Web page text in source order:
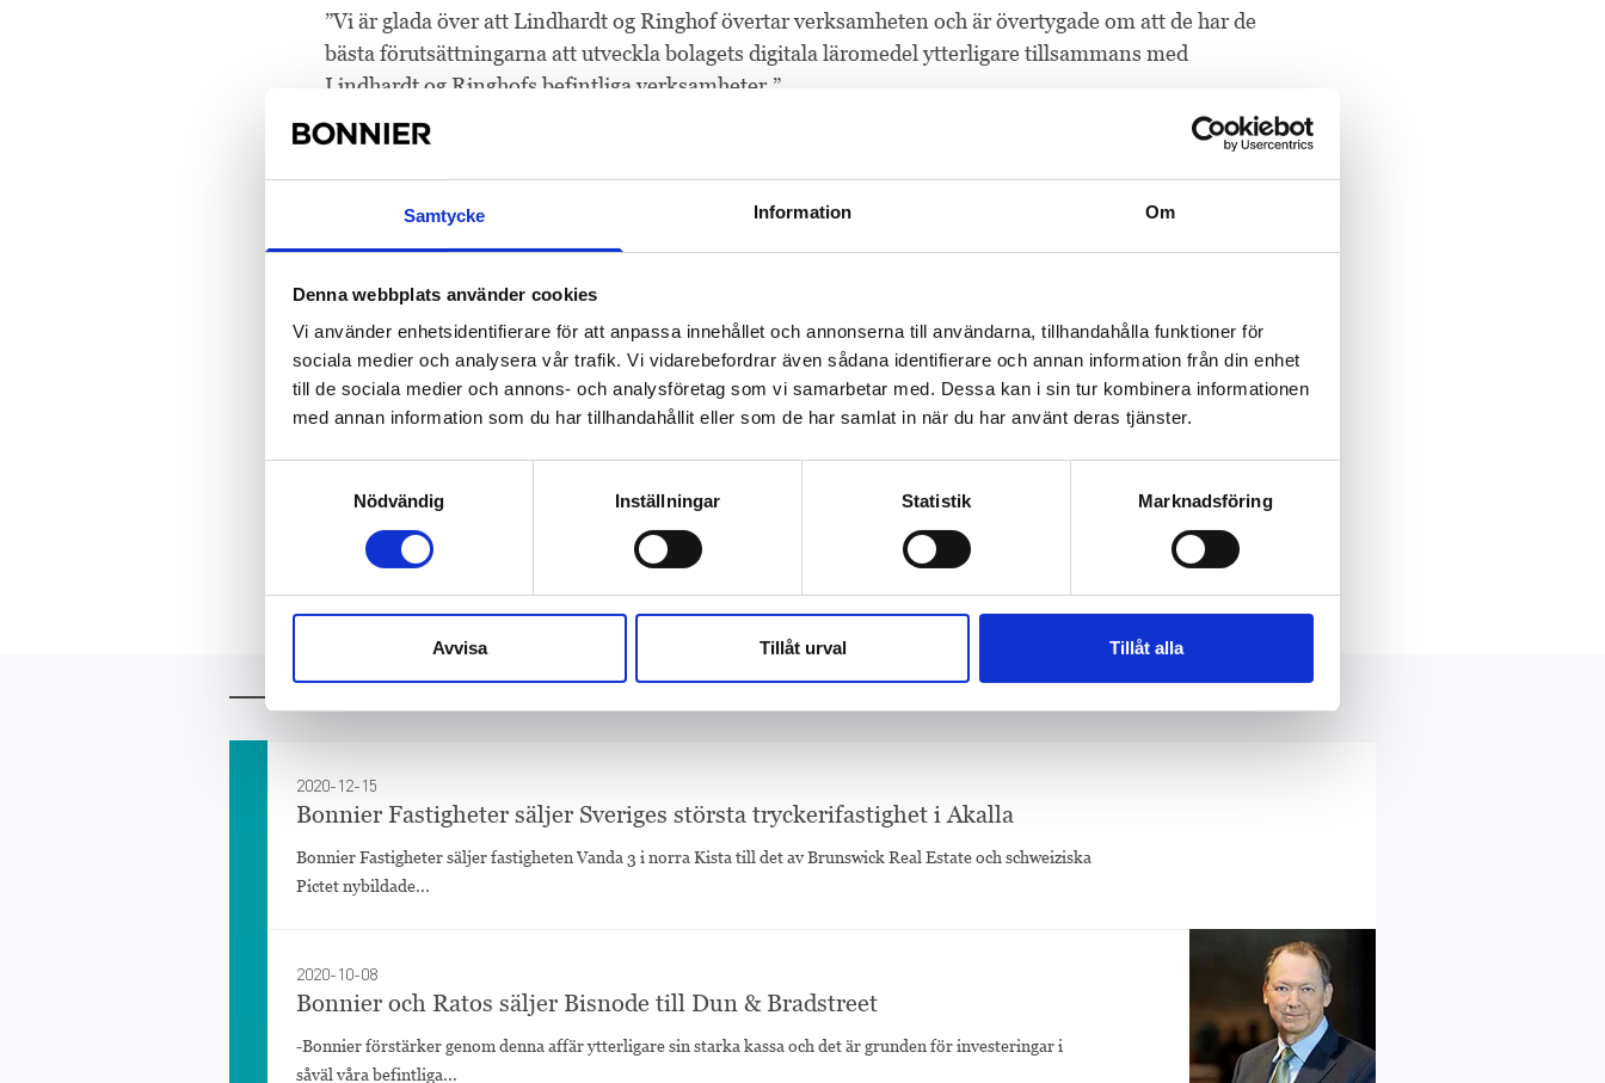
Samtycke Information Om
Denna webbplats använder cookies
Vi använder enhetsidentifierare för att anpassa innehållet och annonserna till användarna, tillhandahålla funktioner för
sociala medier och analysera vår trafik. Vi vidarebefordrar även sådana identifierare och annan information från din enhet
till de sociala medier och annons- och analysföretag som vi samarbetar med. Dessa kan i sin tur kombinera informationen
med annan information som du har tillhandahållit eller som de har samlat in när du har använt deras tjänster.
Nödvändig
Inställningar Statistik Marknadsföring
Avvisa Tillåt urval Tillåt alla
”Vi är glada över att Lindhardt og Ringhof övertar verksamheten och är övertygade om att de har de
bästa förutsättningarna att utveckla bolagets digitala läromedel ytterligare tillsammans med
Lindhardt og Ringhofs befintliga verksamheter.”
Clios verksamhet i Danmark kommer att integreras med Lindhardt & Ringhofs utbildningsföretag
Alinea och i Sverige kommer verksamheten fortsätta att utvecklas under Clios varumärke.
”Alinea förlag och Clios skapar förutsättningar för att bygga marknadens bästa läromedelsuniversum
för de danska grundskolorna, säger
Clio som eget varumärke. Vi tror och är övertygade att det finns en stor potential även i Sverige för en
digitalisering av läromedel och pedagogiken i de svenska grundskolorna.”
För ytterligare information:
Cliff Hansen, chef för Lindhardt og Ringhof Uddannelse. Tfn: +45 20 78 71 70
Jan Lund, Styrelseordförande Clio. Tfn: +46 73-650 69 05
Avyttringar Clio läromedel Lindhart & Ringhof
2020-12-15
Bonnier Fastigheter säljer Sveriges största tryckerifastighet i Akalla
Bonnier Fastigheter säljer fastigheten Vanda 3 i norra Kista till det av Brunswick Real Estate och schweiziska
Pictet nybildade...
2020-10-08
Bonnier och Ratos säljer Bisnode till Dun & Bradstreet
-Bonnier förstärker genom denna affär ytterligare sin starka kassa och det är grunden för investeringar i
såväl våra befintliga...